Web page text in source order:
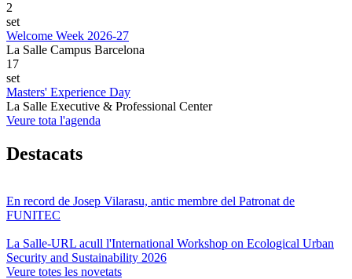
2
set
Welcome Week 2026-27
La Salle Campus Barcelona
17
set
Masters' Experience Day
La Salle Executive & Professional Center
Veure tota l'agenda
Destacats
En record de Josep Vilarasu, antic membre del Patronat de
FUNITEC
La Salle-URL acull l'International Workshop on Ecological Urban
Security and Sustainability 2026
Veure totes les novetats